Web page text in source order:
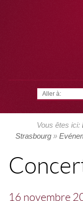
Vous êtes ici:
Strasbourg»
16 novembre